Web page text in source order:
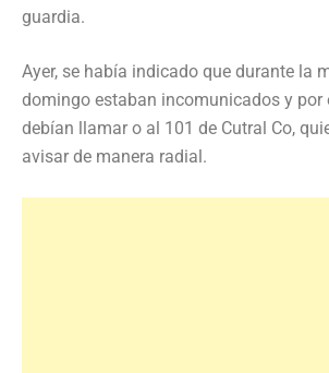
guardia.
Ayer, se había indicado que durante la
domingo estaban incomunicados y por
debían llamar o al 101 de Cutral Co,
avisar de manera radial.